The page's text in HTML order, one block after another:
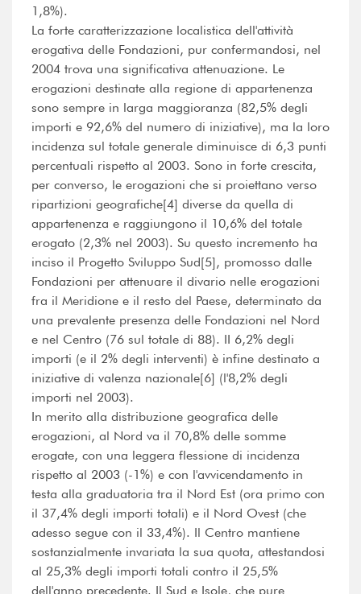
1,8%).
La forte caratterizzazione localistica dell'attività
erogativa delle Fondazioni, pur confermandosi, nel
2004 trova una significativa attenuazione. Le
erogazioni destinate alla regione di appartenenza
sono sempre in larga maggioranza (82,5% degli
importi e 92,6% del numero di iniziative), ma la loro
incidenza sul totale generale diminuisce di 6,3 punti
percentuali rispetto al 2003. Sono in forte crescita,
per converso, le erogazioni che si proiettano verso
ripartizioni geografiche[4] diverse da quella di
appartenenza e raggiungono il 10,6% del totale
erogato (2,3% nel 2003). Su questo incremento ha
inciso il Progetto Sviluppo Sud[5], promosso dalle
Fondazioni per attenuare il divario nelle erogazioni
fra il Meridione e il resto del Paese, determinato da
una prevalente presenza delle Fondazioni nel Nord
e nel Centro (76 sul totale di 88). II 6,2% degli
importi (e il 2% degli interventi) è infine destinato a
iniziative di valenza nazionale[6] (l'8,2% degli
importi nel 2003).
In merito alla distribuzione geografica delle
erogazioni, al Nord va il 70,8% delle somme
erogate, con una leggera flessione di incidenza
rispetto al 2003 (-1%) e con l'avvicendamento in
testa alla graduatoria tra il Nord Est (ora primo con
il 37,4% degli importi totali) e il Nord Ovest (che
adesso segue con il 33,4%). Il Centro mantiene
sostanzialmente invariata la sua quota, attestandosi
al 25,3% degli importi totali contro il 25,5%
dell'anno precedente. Il Sud e Isole, che pure